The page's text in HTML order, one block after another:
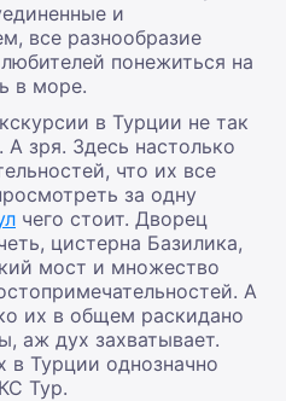
и
все разнообразие
понежиться на
в море.
в Турции не так
зря. Здесь настолько
что их все
за одну
чего стоит. Дворец
цистерна Базилика,
мост и множество
А
их в общем раскидано
аж дух захватывает.
в Турции однозначно
Тур.